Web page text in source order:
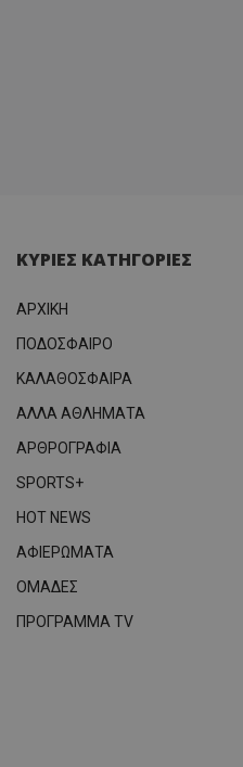
ΚΥΡΙΕΣ ΚΑΤΗΓΟΡΙΕΣ
ΑΡΧΙΚΗ
ΠΟΔΟΣΦΑΙΡΟ
ΚΑΛΑΘΟΣΦΑΙΡΑ
ΑΛΛΑ ΑΘΛΗΜΑΤΑ
ΑΡΘΡΟΓΡΑΦΙΑ
SPORTS+
HOT NEWS
ΑΦΙΕΡΩΜΑΤΑ
ΟΜΑΔΕΣ
ΠΡΟΓΡΑΜΜΑ TV